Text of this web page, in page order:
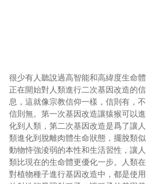
很少有人聽說過高智能和高緯度生命體
正在開始對人類進行二次基因改造的信
息，這就像宗教信仰一樣，信則有，不
信則無。第一次基因改造讓猿猴可以進
化到人類，第二次基因改造是爲了讓人
類進化到脫離肉體生命狀態，擺脫類似
動物恃強淩弱的本性和生活習性，讓人
類比現在的生命體更優化一步。人類在
對植物種子進行基因改造中，都是使用